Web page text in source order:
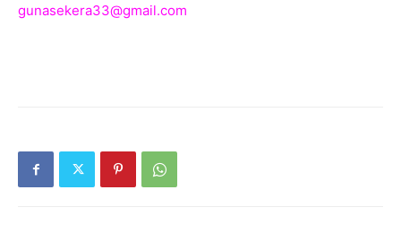
gunasekera33@gmail.com